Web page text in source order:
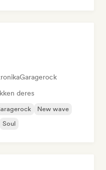
Garagerock
deres
New wave
Soul